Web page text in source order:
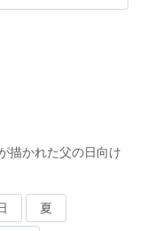
描かれた父の日向け
夏